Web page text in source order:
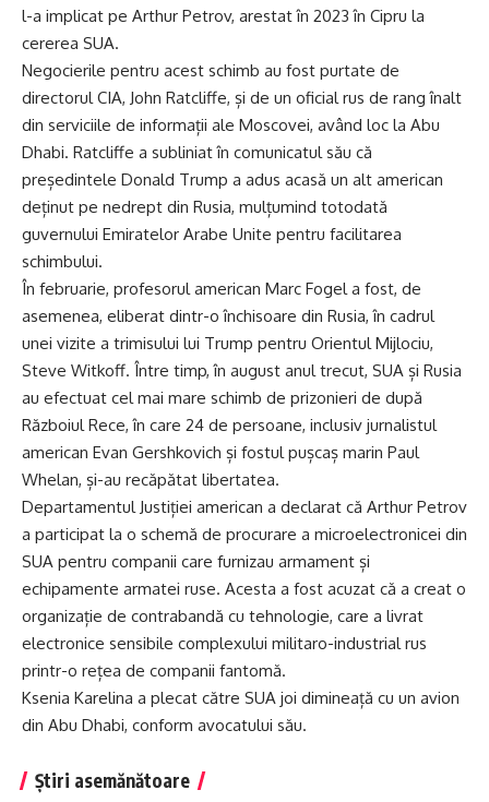
l-a implicat pe Arthur Petrov, arestat în 2023 în Cipru la
cererea SUA.
Negocierile pentru acest schimb au fost purtate de
directorul CIA, John Ratcliffe, și de un oficial rus de rang înalt
din serviciile de informații ale Moscovei, având loc la Abu
Dhabi. Ratcliffe a subliniat în comunicatul său că
președintele Donald Trump a adus acasă un alt american
deținut pe nedrept din Rusia, mulțumind totodată
guvernului Emiratelor Arabe Unite pentru facilitarea
schimbului.
În februarie, profesorul american Marc Fogel a fost, de
asemenea, eliberat dintr-o închisoare din Rusia, în cadrul
unei vizite a trimisului lui Trump pentru Orientul Mijlociu,
Steve Witkoff. Între timp, în august anul trecut, SUA și Rusia
au efectuat cel mai mare schimb de prizonieri de după
Războiul Rece, în care 24 de persoane, inclusiv jurnalistul
american Evan Gershkovich și fostul pușcaș marin Paul
Whelan, și-au recăpătat libertatea.
Departamentul Justiției american a declarat că Arthur Petrov
a participat la o schemă de procurare a microelectronicei din
SUA pentru companii care furnizau armament și
echipamente armatei ruse. Acesta a fost acuzat că a creat o
organizație de contrabandă cu tehnologie, care a livrat
electronice sensibile complexului militaro-industrial rus
printr-o rețea de companii fantomă.
Ksenia Karelina a plecat către SUA joi dimineață cu un avion
din Abu Dhabi, conform avocatului său.
Știri asemănătoare